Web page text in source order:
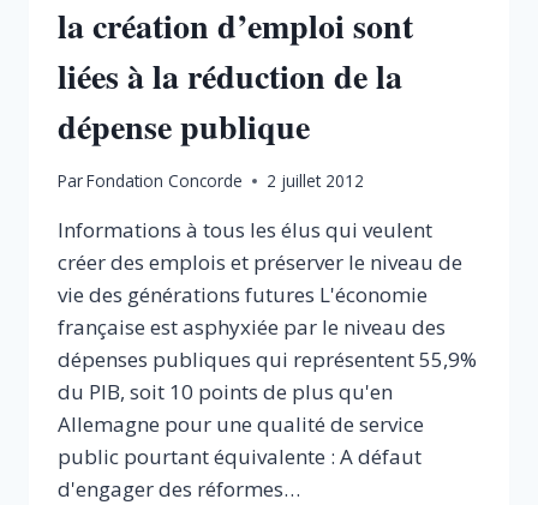
la création d’emploi sont
liées à la réduction de la
dépense publique
ParFondation Concorde 2 juillet 2012
Informations à tous les élus qui veulent
créer des emplois et préserver le niveau de
vie des générations futures L'économie
française est asphyxiée par le niveau des
dépenses publiques qui représentent 55,9%
du PIB, soit 10 points de plus qu'en
Allemagne pour une qualité de service
public pourtant équivalente : A défaut
d'engager des réformes…